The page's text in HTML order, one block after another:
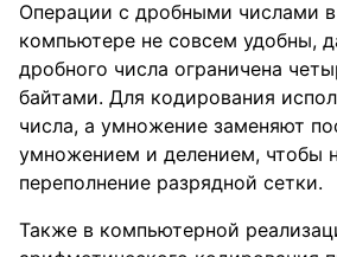
Операции с дробными числами
компьютере не совсем удобны,
дробного числа ограничена
байтами. Для кодирования
числа, а умножение заменяют
умножением и делением, чтобы
переполнение разрядной сетки.
Также в компьютерной